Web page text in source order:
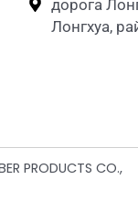
дорога
Лонгхуа,
PRODUCTS CO.,